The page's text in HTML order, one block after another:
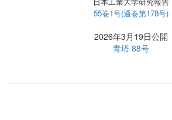
55巻1号(通巻第178号)
2026年3月19日公開
青塔 88号